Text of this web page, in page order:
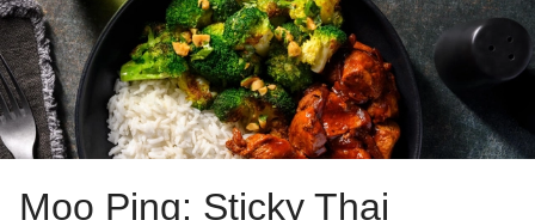
Moo Ping: Sticky Thai